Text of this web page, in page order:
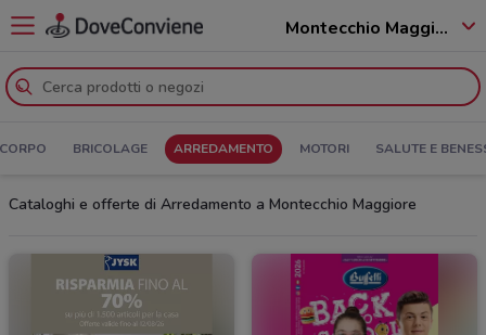
Montecchio Maggiore - 36075
BRICOLAGE ARREDAMENTO MOTORI SALUTE E
Cataloghi e offerte di Arredamento a Montecchio Maggiore